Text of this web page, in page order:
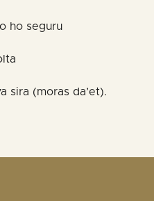
ho seguru
sira (moras da’et).